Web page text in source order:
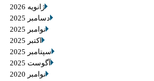
ژانویه 2026
دسامبر 2025
نوامبر 2025
اکتبر 2025
سپتامبر 2025
آگوست 2025
نوامبر 2020